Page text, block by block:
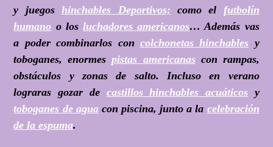
y juegoshinchables Deportivos; como el futbolín
humano o los luchadores americanos… Además vas
a poder combinarlos con colchonetas hinchables y
toboganes, enormespistas americanascon rampas,
obstáculos y zonas de salto. Incluso en verano
lograras gozar de castillos hinchables acuáticosy
toboganes de aguacon piscina, junto a la celebración
de la espuma.